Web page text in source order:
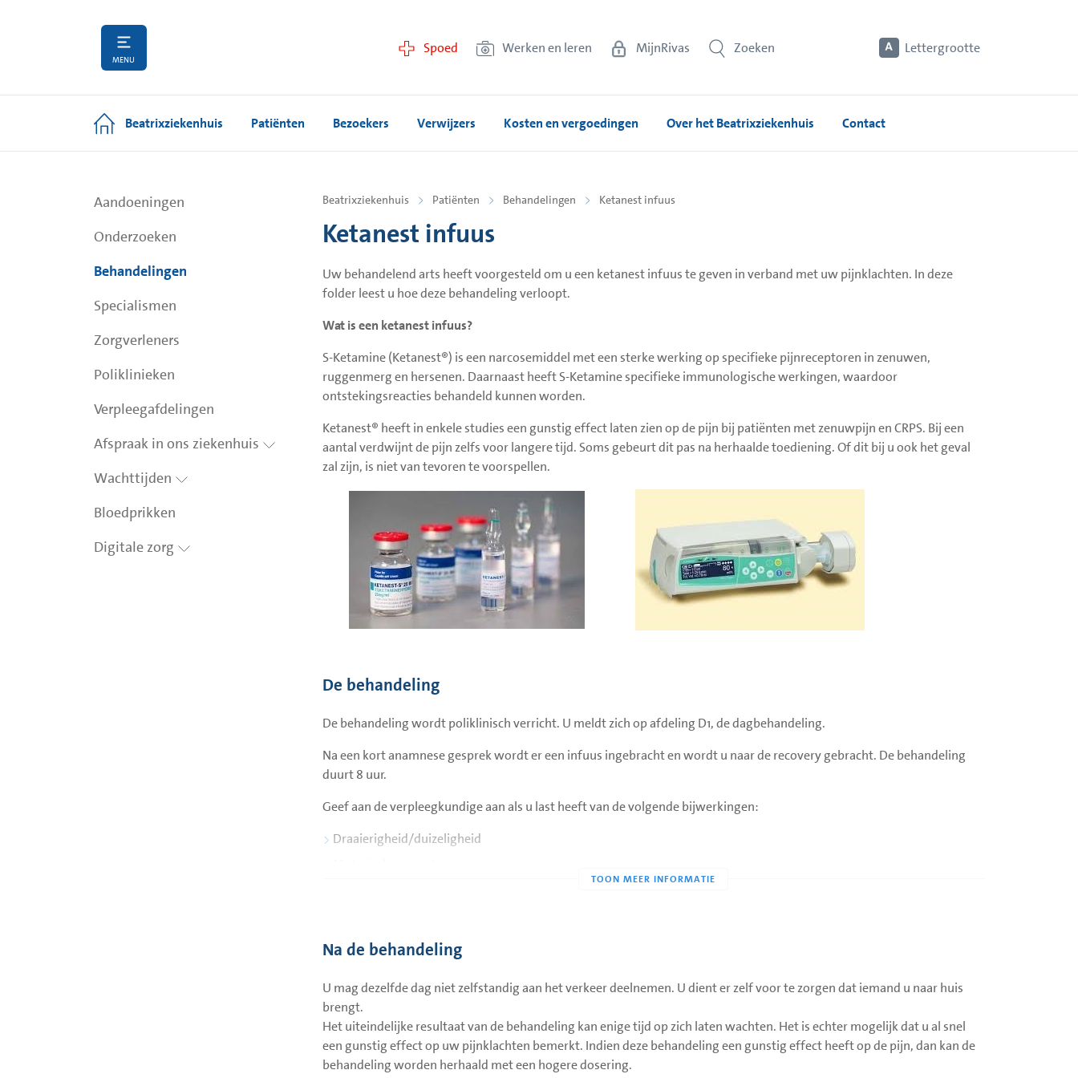
MENU
Spoed Werken en leren MijnRivas Zoeken Lettergrootte
Beatrixziekenhuis Patiënten Bezoekers Verwijzers Kosten en vergoedingen Over het Beatrixziekenhuis Contact
Aandoeningen
Onderzoeken
Behandelingen
Specialismen
Zorgverleners
Poliklinieken
Verpleegafdelingen
Afspraak in ons ziekenhuis
Wachttijden
Bloedprikken
Digitale zorg
Beatrixziekenhuis Patiënten Behandelingen Ketanest infuus
Ketanest infuus
Uw behandelend arts heeft voorgesteld om u een ketanest infuus te geven in verband met uw pijnklachten. In deze
folder leest u hoe deze behandeling verloopt.
Wat is een ketanest infuus?
S-Ketamine (Ketanest®) is een narcosemiddel met een sterke werking op specifieke pijnreceptoren in zenuwen,
ruggenmerg en hersenen. Daarnaast heeft S-Ketamine specifieke immunologische werkingen, waardoor
ontstekingsreacties behandeld kunnen worden.
Ketanest® heeft in enkele studies een gunstig effect laten zien op de pijn bij patiënten met zenuwpijn en CRPS. Bij een
aantal verdwijnt de pijn zelfs voor langere tijd. Soms gebeurt dit pas na herhaalde toediening. Of dit bij u ook het geval
zal zijn, is niet van tevoren te voorspellen.
De behandeling
De behandeling wordt poliklinisch verricht. U meldt zich op afdeling D1, de dagbehandeling.
Na een kort anamnese gesprek wordt er een infuus ingebracht en wordt u naar de recovery gebracht. De behandeling
duurt 8 uur.
Geef aan de verpleegkundige aan als u last heeft van de volgende bijwerkingen:
Draaierigheid/duizeligheid
Misselijkheid/ braken
Vermoeidheid/ slaperigheid
Hoge bloeddruk/ snelle pols
Het eerste uur wordt tijdens het inlopen van de medicatie de bloeddruk, het hartritme en de zuurstofsaturatie gemeten.
Als alles stabiel blijft, wordt u naar de dagbehandeling overgeplaatst tot de juiste hoeveelheid Ketanest® in gelopen is.
Na de behandeling
U mag dezelfde dag niet zelfstandig aan het verkeer deelnemen. U dient er zelf voor te zorgen dat iemand u naar huis
brengt.
Het uiteindelijke resultaat van de behandeling kan enige tijd op zich laten wachten. Het is echter mogelijk dat u al snel
een gunstig effect op uw pijnklachten bemerkt. Indien deze behandeling een gunstig effect heeft op de pijn, dan kan de
behandeling worden herhaald met een hogere dosering.